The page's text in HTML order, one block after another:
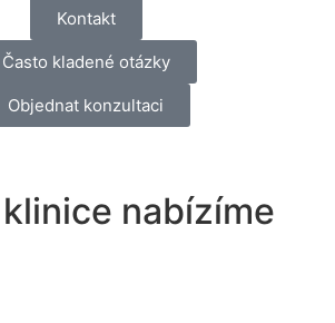
Kontakt
Často kladené otázky
Objednat konzultaci
nabízíme